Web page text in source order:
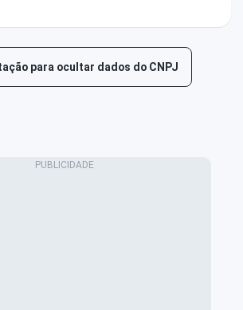
para ocultar dados do CNPJ